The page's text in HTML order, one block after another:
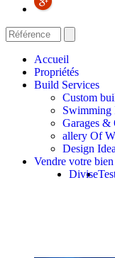
Accueil
Propriétés
Build Services
Custom
Swimming
Garages &
allery Of
Design
Vendre votre bien
Divise